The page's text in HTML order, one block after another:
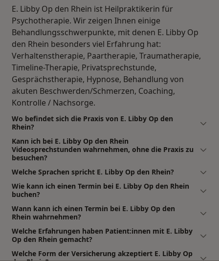
E. Libby Op den Rhein ist Heilpraktikerin für
Psychotherapie. Wir zeigen Ihnen einige
Behandlungsschwerpunkte, mit denen E. Libby Op
den Rhein besonders viel Erfahrung hat:
Verhaltenstherapie, Paartherapie, Traumatherapie,
Timeline-Therapie, Privatsprechstunde,
Gesprächstherapie, Hypnose, Behandlung von
akuten Beschwerden/Schmerzen, Coaching,
Kontrolle / Nachsorge.
Wo befindet sich die Praxis von E. Libby Op den
Rhein?
Kann ich bei E. Libby Op den Rhein
Videosprechstunden wahrnehmen, ohne die Praxis zu
besuchen?
Welche Sprachen spricht E. Libby Op den Rhein?
Wie kann ich einen Termin bei E. Libby Op den Rhein
buchen?
Wann kann ich einen Termin bei E. Libby Op den
Rhein wahrnehmen?
Welche Erfahrungen haben Patient:innen mit E. Libby
Op den Rhein gemacht?
Welche Form der Versicherung akzeptiert E. Libby Op